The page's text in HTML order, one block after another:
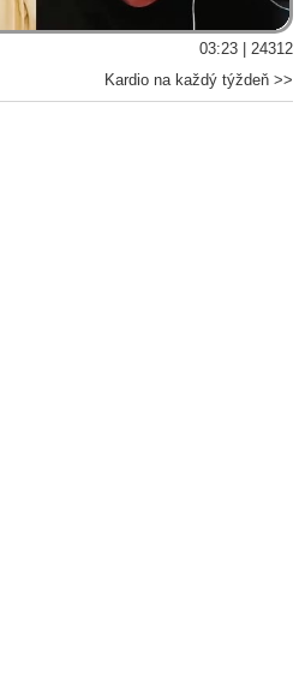
03:23 | 24312
Kardio na každý týždeň >>